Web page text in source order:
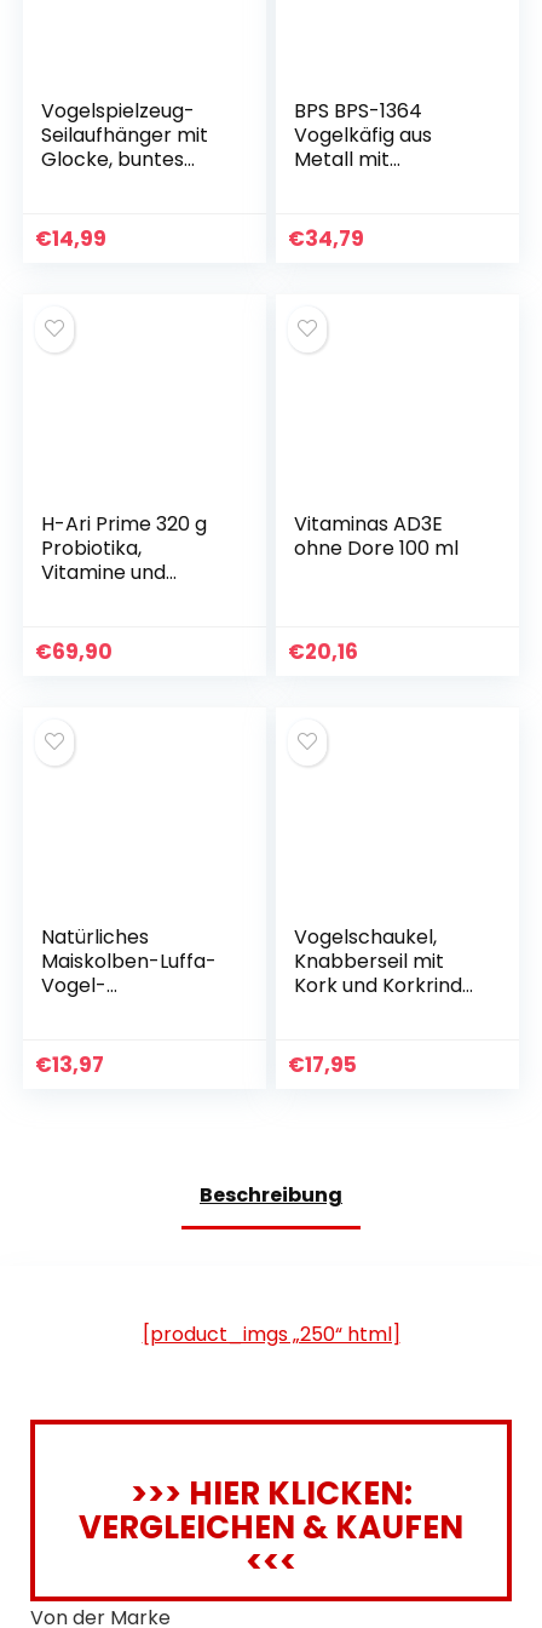
Vogelspielzeug-
Seilaufhänger mit
Glocke, buntes
Schaukel,
Kletterfuß-
€14,99
BPS BPS-1364
Vogelkäfig aus
Metall mit
Farbe zufällig, 44 x
26,5 x 32 cm
€34,79
H-Ari Prime 320 g
Probiotika,
Vitamine und
€69,90
Vitaminas AD3E
ohne Dore 100 ml
€20,16
Natürliches
Maiskolben-Luffa-
Vogel-
für Graupapageien,
Aras, Kakadus,
€13,97
Vogelschaukel,
Knabberseil mit
Kork und Korkrinde,
Papageien,
Nymphensittiche
€17,95
Beschreibung
[product_imgs „250“ html]
>>> HIER KLICKEN:
VERGLEICHEN & KAUFEN
<<<
Von der Marke